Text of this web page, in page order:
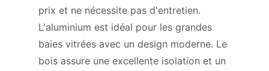
prix et ne nécessite pas d'entretien.
L'aluminium est idéal pour les grandes
baies vitrées avec un design moderne. Le
bois assure une excellente isolation et un